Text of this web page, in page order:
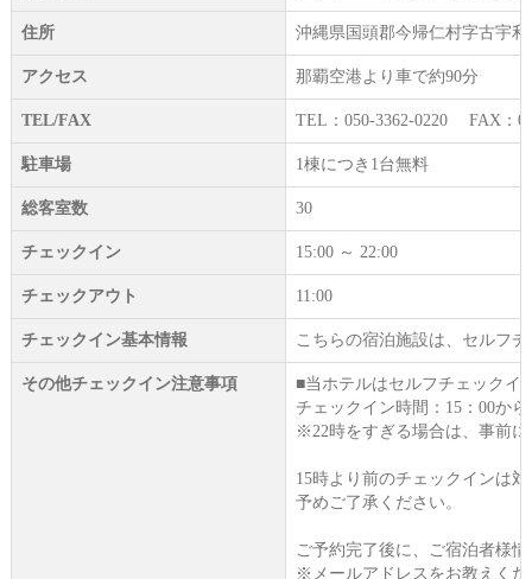
住所 沖縄県国頭郡今帰仁村字古宇利
アクセス 那覇空港より車で約90分
TEL/FAX TEL：050-3362-0220 FAX：
駐車場 1棟につき1台無料
総客室数 30
チェックイン 15:00 ～ 22:00
チェックアウト 11:00
チェックイン基本情報 こちらの宿泊施設は、セルフ
その他チェックイン注意事項
■当ホテルはセルフチェックイ
チェックイン時間：15：00から
※22時をすぎる場合は、事前
15時より前のチェックインは
予めご了承ください。
ご予約完了後に、ご宿泊者様
※メールアドレスをお教えくだ